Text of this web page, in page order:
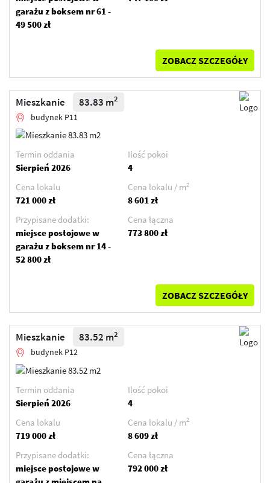
garażu z boksem nr 61 -
49 500 zł
ZOBACZ SZCZEGÓŁY
Mieszkanie 83.83 m2
budynek P11
Termin oddania
Sierpień 2026
Ilość pokoi
4
Cena lokalu
721 000 zł
Cena lokalu / m2
8 601 zł
Przypisane dodatki:
miejsce postojowe w
garażu z boksem nr 14 -
52 800 zł
Cena łączna
773 800 zł
ZOBACZ SZCZEGÓŁY
Mieszkanie 83.52 m2
budynek P12
Termin oddania
Sierpień 2026
Ilość pokoi
4
Cena lokalu
719 000 zł
Cena lokalu / m2
8 609 zł
Przypisane dodatki:
miejsce postojowe w
Cena łączna
792 000 zł